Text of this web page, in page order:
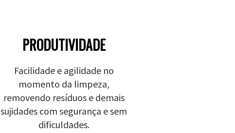
PRODUTIVIDADE
Facilidade e agilidade no
momento da limpeza,
removendo resíduos e demais
sujidades com segurança e sem
dificuldades.